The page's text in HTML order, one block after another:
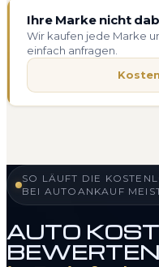
Ihre Marke nicht
Wir kaufen jede Marke
einfach anfragen.
SO LÄUFT DIE
BEI AUTOANKAUF
AUTO